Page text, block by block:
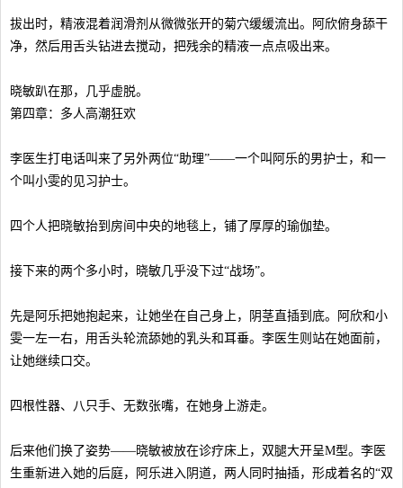
拔出时，精液混着润滑剂从微微张开的菊穴缓缓流出。阿欣俯身舔干
净，然后用舌头钻进去搅动，把残余的精液一点点吸出来。
晓敏趴在那，几乎虚脱。
第四章：多人高潮狂欢
李医生打电话叫来了另外两位“助理”——一个叫阿乐的男护士，和一
个叫小雯的见习护士。
四个人把晓敏抬到房间中央的地毯上，铺了厚厚的瑜伽垫。
接下来的两个多小时，晓敏几乎没下过“战场”。
先是阿乐把她抱起来，让她坐在自己身上，阴茎直插到底。阿欣和小
雯一左一右，用舌头轮流舔她的乳头和耳垂。李医生则站在她面前，
让她继续口交。
四根性器、八只手、无数张嘴，在她身上游走。
后来他们换了姿势——晓敏被放在诊疗床上，双腿大开呈M型。李医
生重新进入她的后庭，阿乐进入阴道，两人同时抽插，形成着名的“双